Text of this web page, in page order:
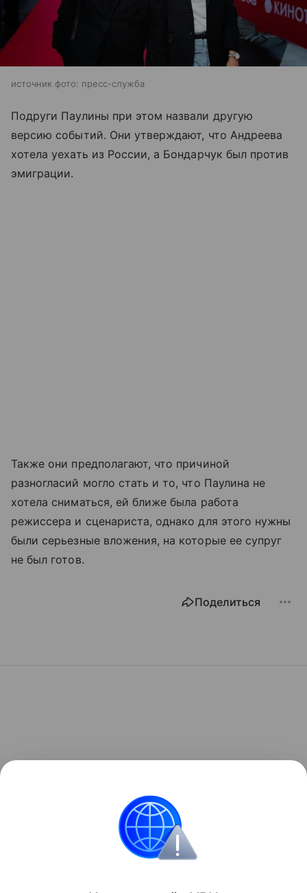
источник фото: пресс-служба
Подруги Паулины при этом назвали другую
версию событий. Они утверждают, что Андреева
хотела уехать из России, а Бондарчук был против
эмиграции.
Также они предполагают, что причиной
разногласий могло стать и то, что Паулина не
хотела сниматься, ей ближе была работа
режиссера и сценариста, однако для этого нужны
были серьезные вложения, на которые ее супруг
не был готов.
Поделиться